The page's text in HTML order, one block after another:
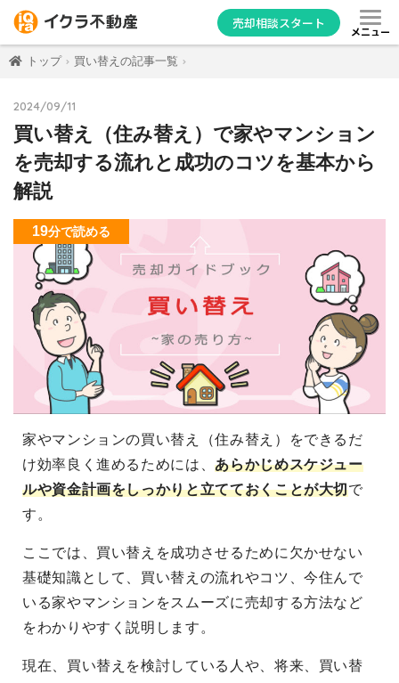
売却相談スタート
メニュー
トップ 買い替えの記事一覧
2024/09/11
買い替え（住み替え）で家やマンション
を売却する流れと成功のコツを基本から
解説
19分で読める
家やマンションの買い替え（住み替え）をできるだ
け効率良く進めるためには、あらかじめスケジュー
ルや資金計画をしっかりと立てておくことが大切で
す。
ここでは、買い替えを成功させるために欠かせない
基礎知識として、買い替えの流れやコツ、今住んで
いる家やマンションをスムーズに売却する方法など
をわかりやすく説明します。
現在、買い替えを検討している人や、将来、買い替